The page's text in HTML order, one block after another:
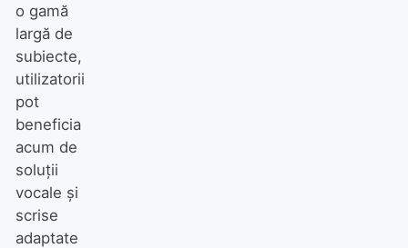
o gamă
largă de
subiecte,
utilizatorii
pot
beneficia
acum de
soluții
vocale și
scrise
adaptate